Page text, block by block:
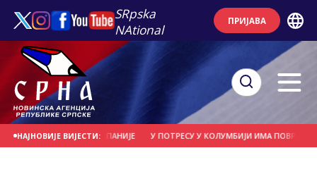
SRpska
NAtional
ПРИЈАВА
НАЈНОВИЈЕ ВИЈЕСТИ:
НА ЈУГОЗАПАДУ ШПАНИЈЕ У ПОТРЕСУ У КОЛУМБИЈИ ИМА